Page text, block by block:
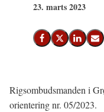
23. marts 2023
Del på Facebook
Del på X
Del på
Rigsombudsmanden i
orientering nr. 05/2023.